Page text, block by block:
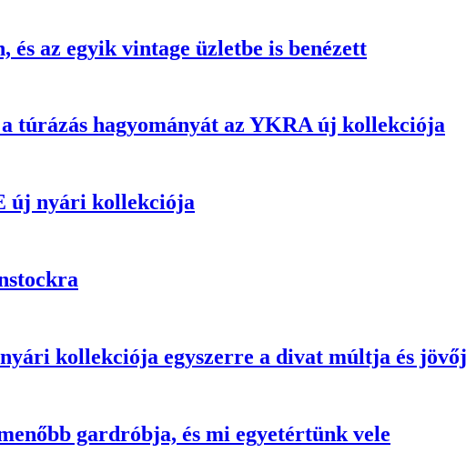
az egyik vintage üzletbe is benézett
túrázás hagyományát az YKRA új kollekciója
új nyári kollekciója
kollekciója egyszerre a divat múltja és
gardróbja, és mi egyetértünk vele